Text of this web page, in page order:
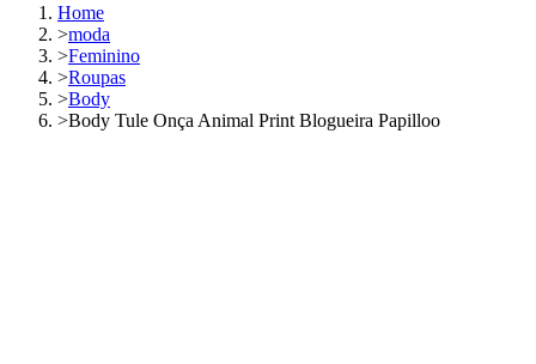
Home
>moda
>Feminino
>Roupas
>Body
>Body Tule Onça Animal Print Blogueira Papilloo